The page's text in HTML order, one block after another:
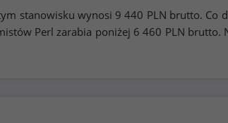
stanowisku wynosi 9 440 PLN brutto. Co
Perl zarabia poniżej 6 460 PLN brutto.